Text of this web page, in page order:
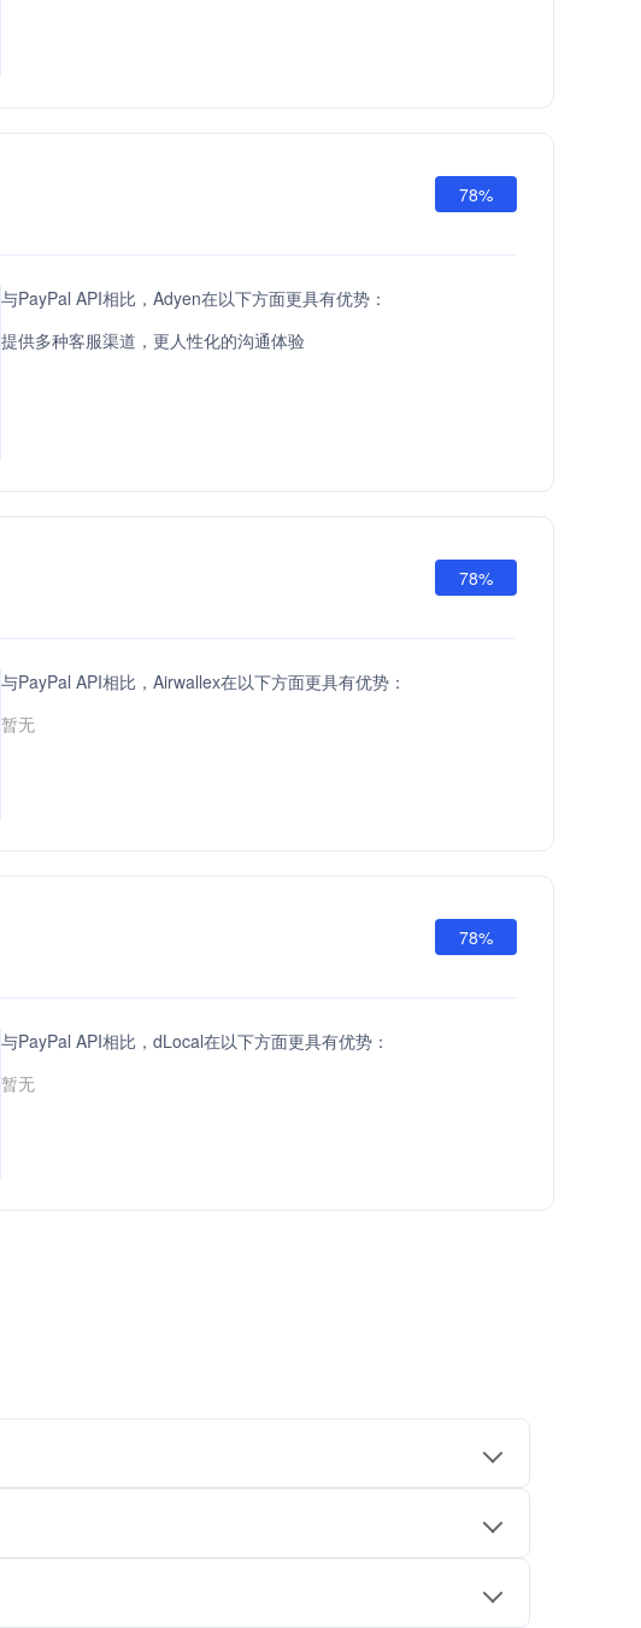
78%
与PayPal API相比，Adyen在以下方面更具有优势：
提供多种客服渠道，更人性化的沟通体验
78%
与PayPal API相比，Airwallex在以下方面更具有优势：
暂无
78%
与PayPal API相比，dLocal在以下方面更具有优势：
暂无